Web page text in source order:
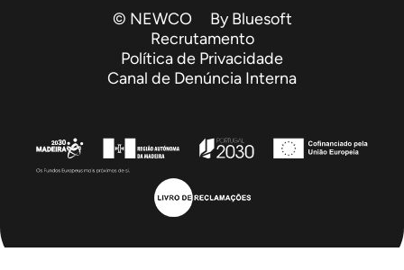
© NEWCO ByBluesoft
Recrutamento
Política de Privacidade
Canal de Denúncia Interna